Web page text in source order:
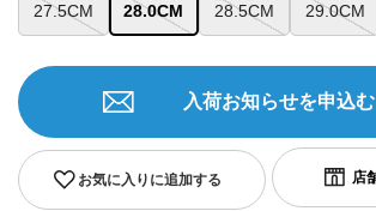
27.5CM 28.0CM 28.5CM 29.0CM
お気に入りに追加する
入荷お知らせを申込む